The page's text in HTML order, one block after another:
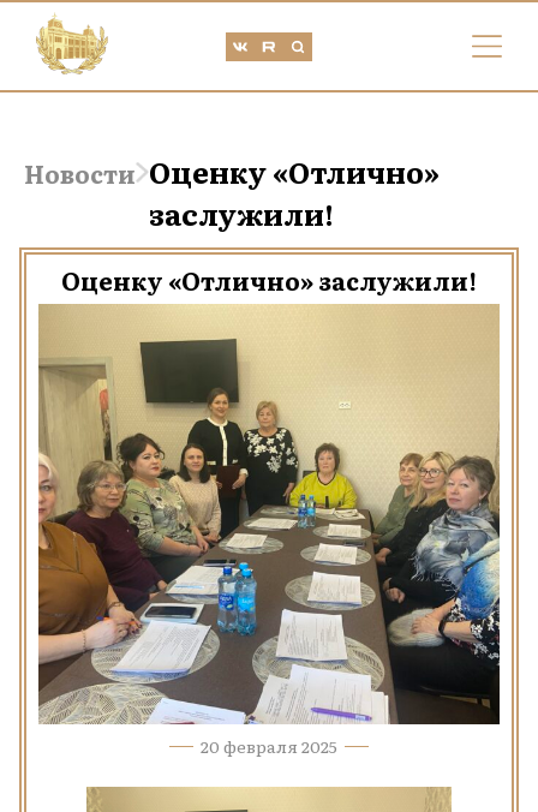
Новости Оценку «Отлично»
заслужили!
Оценку «Отлично» заслужили!
20 февраля 2025